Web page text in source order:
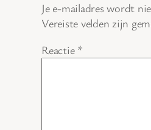
Je e-mailadres wordt
Vereiste velden zijn
Reactie *